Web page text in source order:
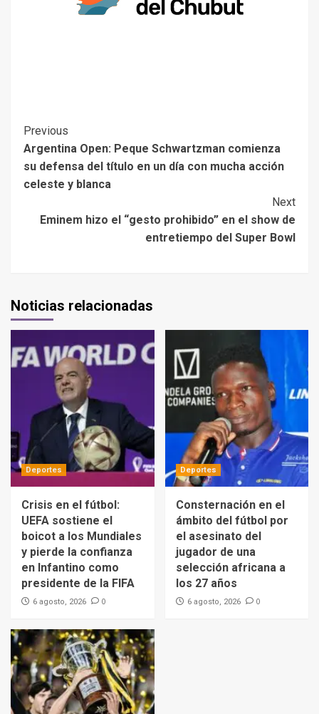
Previous
Argentina Open: Peque Schwartzman comienza
su defensa del título en un día con mucha acción
celeste y blanca
Next
Eminem hizo el “gesto prohibido” en el show de
entretiempo del Super Bowl
Noticias relacionadas
Deportes
Crisis en el fútbol:
UEFA sostiene el
boicot a los Mundiales
y pierde la confianza
en Infantino como
presidente de la FIFA
6 agosto, 2026 0
Deportes
Consternación en el
ámbito del fútbol por
el asesinato del
jugador de una
selección africana a
los 27 años
6 agosto, 2026 0